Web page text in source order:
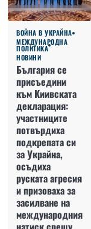
ВОЙНА В УКРАЙНА
МЕЖДУНАРОДНА
ПОЛИТИКА
НОВИНИ
България се
присъедини
към Киивската
декларация:
участниците
потвърдиха
подкрепата си
за Украйна,
осъдиха
руската агресия
и призоваха за
засилване на
международния